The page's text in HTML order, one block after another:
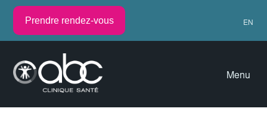
Prendre rendez-vous EN
Menu